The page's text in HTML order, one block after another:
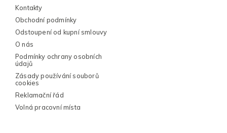
Kontakty
Obchodní podmínky
Odstoupení od kupní smlouvy
O nás
Podmínky ochrany osobních
údajů
Zásady používání souborů
cookies
Reklamační řád
Volná pracovní místa